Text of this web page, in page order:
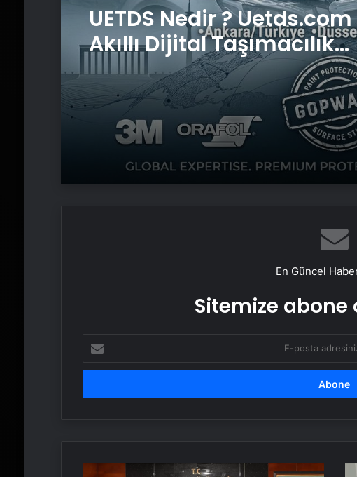
UETDS Nedir ?
Akıllı Dijital Taşımacılık
Yazılımı
En Güncel
Sitemize
posta
adresinizi